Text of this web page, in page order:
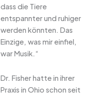
dass die Tiere
entspannter und ruhiger
werden könnten. Das
Einzige, was mir einfiel,
war Musik.“
Dr. Fisher hatte in ihrer
Praxis in Ohio schon seit